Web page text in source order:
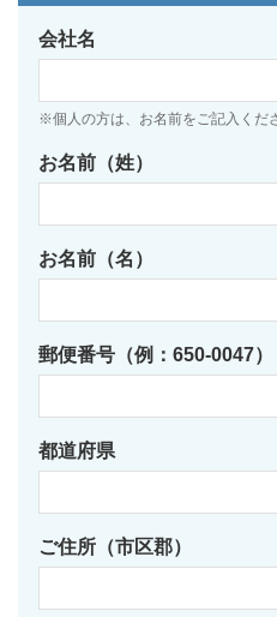
会社名
※個人の方は、お名前をご記入くだ
お名前（姓）
お名前（名）
郵便番号（例：650-0047）
都道府県
ご住所（市区郡）